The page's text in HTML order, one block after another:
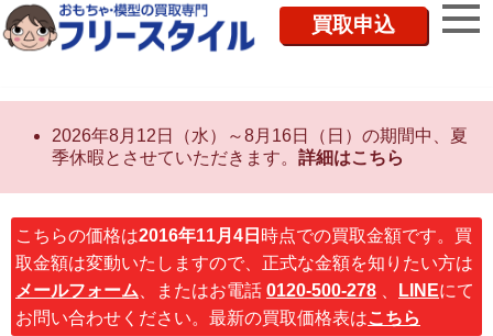
買取申込
2026年8月12日（水）～8月16日（日）の期間中、夏
季休暇とさせていただきます。 詳細はこちら
こちらの価格は2016年11月4日 時点での買取金額です。買
取金額は変動いたしますので、正式な金額を知りたい方は
メールフォーム 、またはお電話 0120-500-278 LINEにて
お問い合わせください。最新の買取価格表はこちら